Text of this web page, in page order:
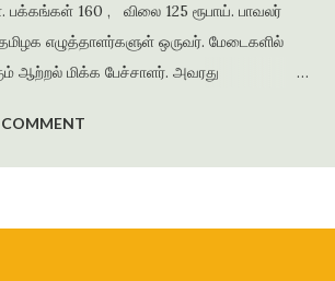
பக்கங்கள் 160 , விலை 125 ரூபாய். பாவலர்
எழுத்தாளர்களுள் ஒருவர். மேடைகளில்
ஆற்றல் மிக்க பேச்சாளர். அவரது
நாவல்கள், சிறுகதைகள், கவிதைத்
நூல்கள், கட்டுரை நூல்கள் என ஐம்பதுக்கும்
ஆசிரியராகவும், மொழிப்